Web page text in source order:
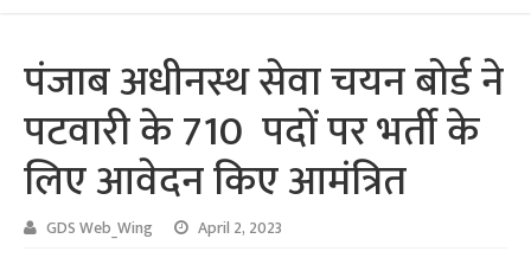
पंजाब अधीनस्थ सेवा चयन बोर्ड ने
पटवारी के 710 पदों पर भर्ती के
लिए आवेदन किए आमंत्रित
GDS Web_Wing April 2, 2023